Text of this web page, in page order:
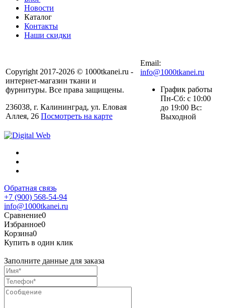
Новости
Каталог
Контакты
Наши скидки
Copyright 2017-2026 © 1000tkanei.ru -
интернет-магазин ткани и
фурнитуры. Все права защищены.
236038, г. Калининград, ул. Еловая
Аллея, 26 Посмотреть на карте
Email:
info@1000tkanei.ru
График работы
Пн-Сб: с 10:00
до 19:00 Вс:
Выходной
Обратная связь
+7 (900) 568-54-94
info@1000tkanei.ru
Сравнение0
Избранное0
Корзина0
Купить в один клик
Заполните данные для заказа